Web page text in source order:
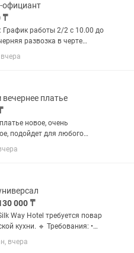
официант
₸
График работы 2/2 с 10.00 до
развозка в черте
платье
новое, очень
подойдет для любого
и свадеб, очень добротное,
элегантность, стиль и
покроя и...
000 ₸
Way Hotel￼ требуется повар
🔹 Требования: •
обязателен • Знание
кухни • Ответственность,
вчера